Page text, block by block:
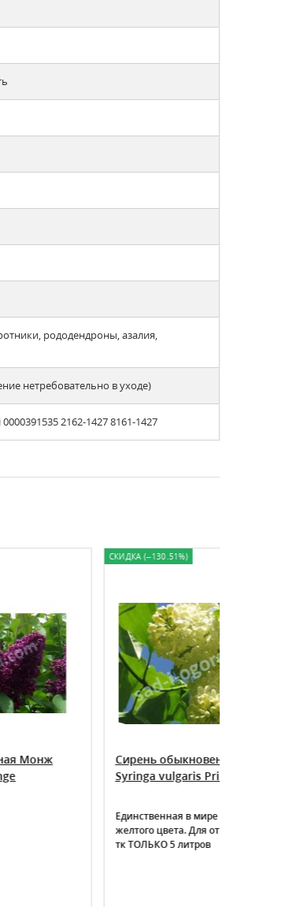
рододендроны, азалия,
нетребовательно в уходе)
2162-1427 8161-1427
Сирень обыкновенная Примроуз
Syringa vulgaris Primrose
Единственная в мире сирень светло-
желтого цвета. Для отправки почтой и
тк ТОЛЬКО 5 литров